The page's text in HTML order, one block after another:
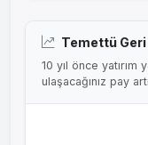
Temettü Geri
10 yıl önce yatırım
ulaşacağınız pay